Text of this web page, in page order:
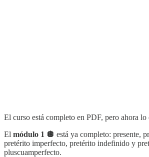
El curso está completo en PDF, pero ahora lo
El módulo 1 🪩 está ya completo: presente,
pretérito imperfecto, pretérito indefinido y
pluscuamperfecto.